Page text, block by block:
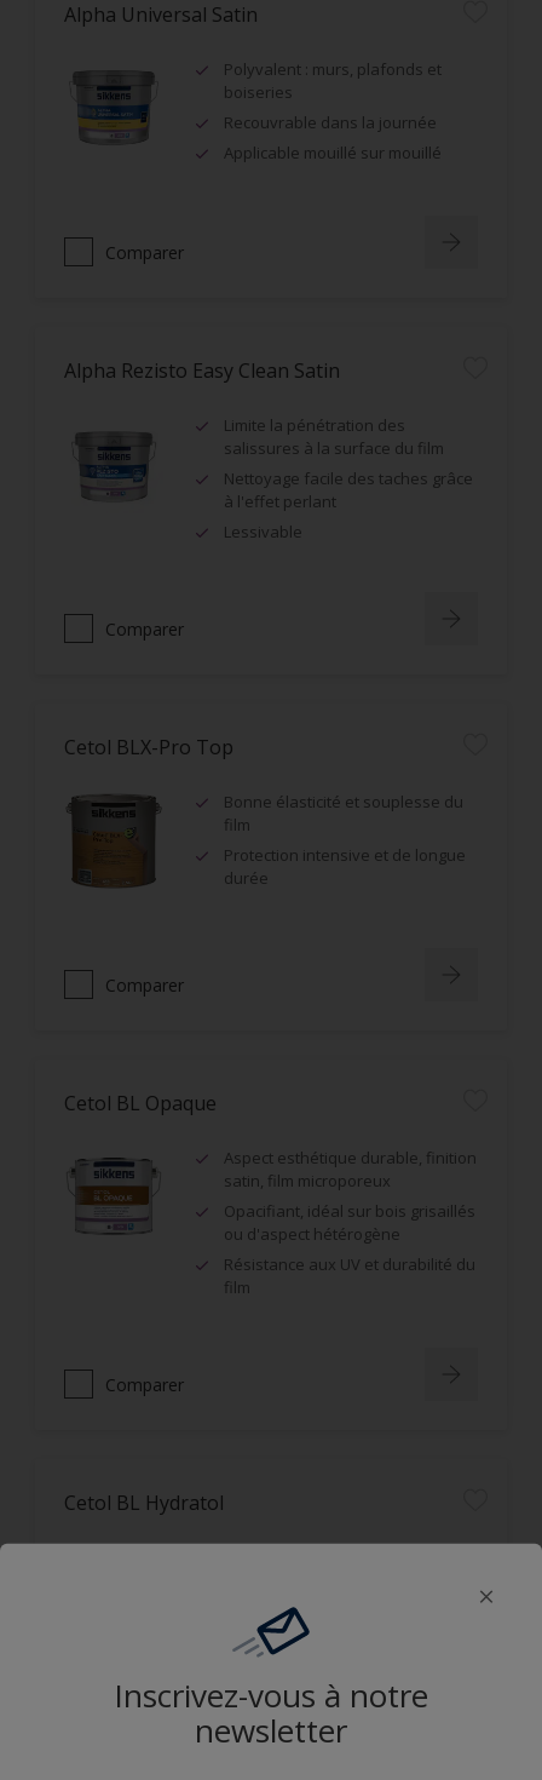
Alpha Universal Satin
Polyvalent : murs, plafonds et
boiseries
Recouvrable dans la journée
Applicable mouillé sur mouillé
Comparer
Alpha Rezisto Easy Clean Satin
Limite la pénétration des
salissures à la surface du film
Nettoyage facile des taches grâce
à l'effet perlant
Lessivable
Comparer
Cetol BLX-Pro Top
Bonne élasticité et souplesse du
film
Protection intensive et de longue
durée
Comparer
Cetol BL Opaque
Aspect esthétique durable, finition
satin, film microporeux
Opacifiant, idéal sur bois grisaillés
ou d'aspect hétérogène
Résistance aux UV et durabilité du
film
Comparer
Cetol BL Hydratol
Imprégnation en profondeur,
bonne protection UV
Inscrivez-vous à notre
newsletter